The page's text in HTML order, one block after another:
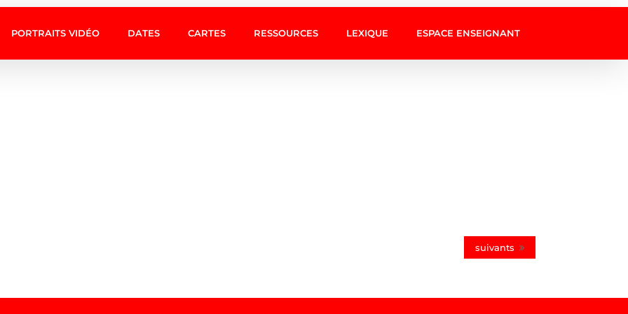
PORTRAITS VIDÉO DATES CARTES RESSOURCES LEXIQUE ESPACE ENSEIGNANT
suivants